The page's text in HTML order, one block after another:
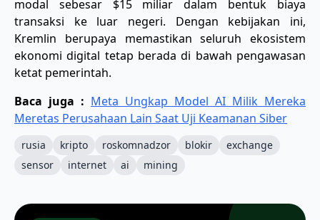
modal sebesar $15 miliar dalam bentuk biaya
transaksi ke luar negeri. Dengan kebijakan ini,
Kremlin berupaya memastikan seluruh ekosistem
ekonomi digital tetap berada di bawah pengawasan
ketat pemerintah.
Baca juga : Meta Ungkap Model AI Milik Mereka
Meretas Perusahaan Lain Saat Uji Keamanan Siber
rusia kripto roskomnadzor blokir
exchange
sensor
internet ai mining